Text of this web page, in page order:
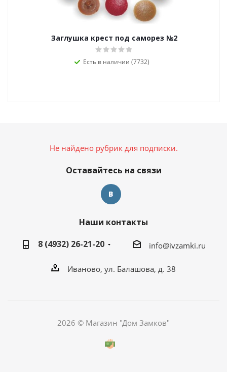
Заглушка крест под саморез №2
Есть в наличии (7732)
Не найдено рубрик для подписки.
Оставайтесь на связи
Наши контакты
8 (4932) 26-21-20
info@ivzamki.ru
Иваново, ул. Балашова, д. 38
2026 © Магазин "Дом Замков"